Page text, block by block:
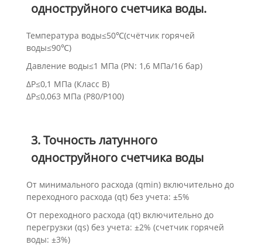
одноструйного счетчика воды.
Температура воды≤50℃(счётчик горячей
воды≤90℃)
Давление воды≤1 МПа (PN: 1,6 МПа/16 бар)
ΔP≤0,1 МПа (Класс B)
ΔP≤0,063 МПа (Р80/Р100)
3. Точность латунного
одноструйного счетчика воды
От минимального расхода (qmin) включительно до
переходного расхода (qt) без учета: ±5%
От переходного расхода (qt) включительно до
перегрузки (qs) без учета: ±2% (счетчик горячей
воды: ±3%)